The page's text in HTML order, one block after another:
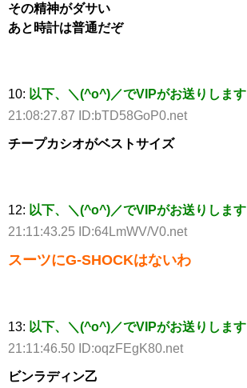
その精神がダサい
あと時計は普通だぞ
10: 以下、＼(^o^)／でVIPがお送りします
21:08:27.87 ID:bTD58GoP0.net
チープカシオがベストサイズ
12: 以下、＼(^o^)／でVIPがお送りします
21:11:43.25 ID:64LmWV/V0.net
スーツにG-SHOCKはないわ
13: 以下、＼(^o^)／でVIPがお送りします
21:11:46.50 ID:oqzFEgK80.net
ビンラディン乙